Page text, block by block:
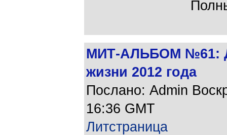
МИТ-АЛЬБОМ №61:
жизни 2012 года
Послано: Admin
16:36 GMT
Литстраница